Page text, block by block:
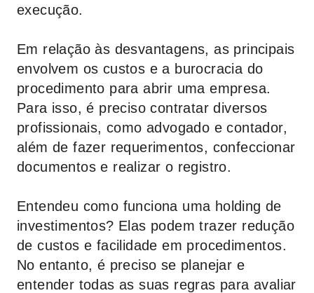
execução.
Em relação às desvantagens, as principais
envolvem os custos e a burocracia do
procedimento para abrir uma empresa.
Para isso, é preciso contratar diversos
profissionais, como advogado e contador,
além de fazer requerimentos, confeccionar
documentos e realizar o registro.
Entendeu como funciona uma holding de
investimentos? Elas podem trazer redução
de custos e facilidade em procedimentos.
No entanto, é preciso se planejar e
entender todas as suas regras para avaliar